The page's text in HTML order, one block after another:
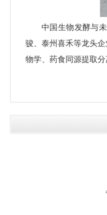
中国生物发酵与
骏、泰州喜禾等龙头
物学、药食同源提取